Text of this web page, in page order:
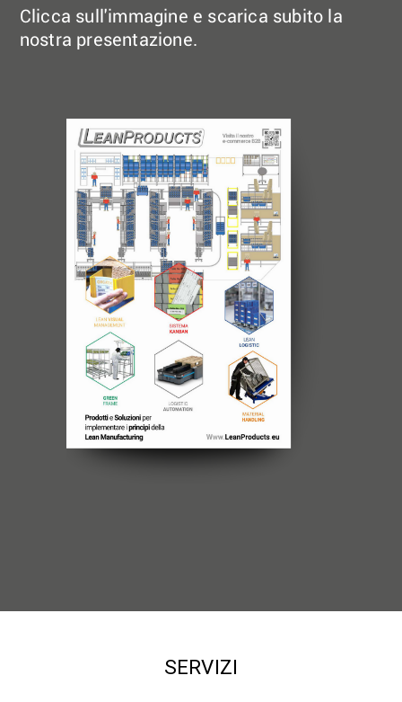
Clicca sull'immagine e scarica subito la
nostra presentazione.
SERVIZI